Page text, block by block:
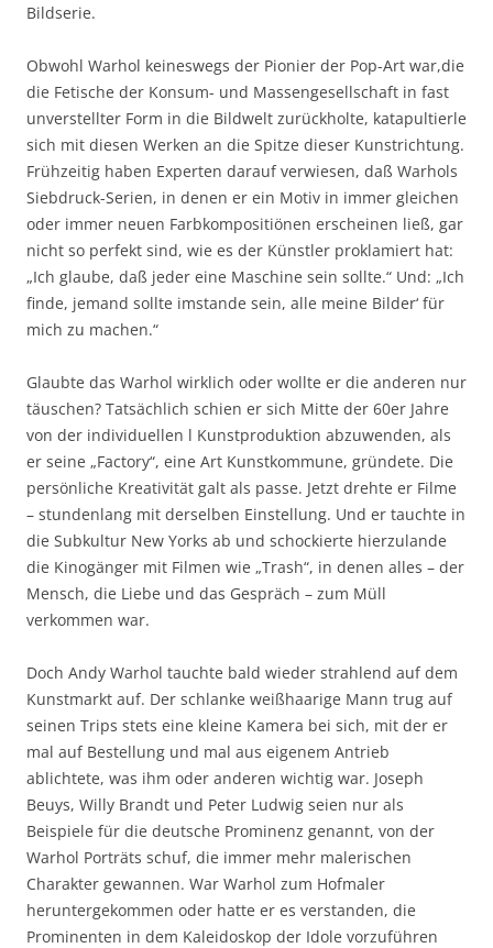
Bildserie.
Obwohl Warhol keineswegs der Pionier der Pop-Art war,die
die Fetische der Konsum- und Massengesellschaft in fast
unverstellter Form in die Bildwelt zurückholte, katapultierle
sich mit diesen Werken an die Spitze dieser Kunstrichtung.
Frühzeitig haben Experten darauf verwiesen, daß Warhols
Siebdruck-Serien, in denen er ein Motiv in immer gleichen
oder immer neuen Farbkompositiönen erscheinen ließ, gar
nicht so perfekt sind, wie es der Künstler proklamiert hat:
„Ich glaube, daß jeder eine Maschine sein sollte.“ Und: „Ich
finde, jemand sollte imstande sein, alle meine Bilder‘ für
mich zu machen.“
Glaubte das Warhol wirklich oder wollte er die anderen nur
täuschen? Tatsächlich schien er sich Mitte der 60er Jahre
von der individuellen l Kunstproduktion abzuwenden, als
er seine „Factory“, eine Art Kunstkommune, gründete. Die
persönliche Kreativität galt als passe. Jetzt drehte er Filme
– stundenlang mit derselben Einstellung. Und er tauchte in
die Subkultur New Yorks ab und schockierte hierzulande
die Kinogänger mit Filmen wie „Trash“, in denen alles – der
Mensch, die Liebe und das Gespräch – zum Müll
verkommen war.
Doch Andy Warhol tauchte bald wieder strahlend auf dem
Kunstmarkt auf. Der schlanke weißhaarige Mann trug auf
seinen Trips stets eine kleine Kamera bei sich, mit der er
mal auf Bestellung und mal aus eigenem Antrieb
ablichtete, was ihm oder anderen wichtig war. Joseph
Beuys, Willy Brandt und Peter Ludwig seien nur als
Beispiele für die deutsche Prominenz genannt, von der
Warhol Porträts schuf, die immer mehr malerischen
Charakter gewannen. War Warhol zum Hofmaler
heruntergekommen oder hatte er es verstanden, die
Prominenten in dem Kaleidoskop der Idole vorzuführen